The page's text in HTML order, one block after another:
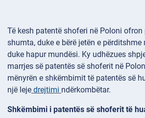
Të kesh patentë shoferi në Poloni ofron
shumta, duke e bërë jetën e përditshme
duke hapur mundësi. Ky udhëzues
marrjes së patentës së shoferit në
mënyrën e shkëmbimit të patentës së
një leje drejtimi ndërkombëtar.
Shkëmbimi i patentës së shoferit të